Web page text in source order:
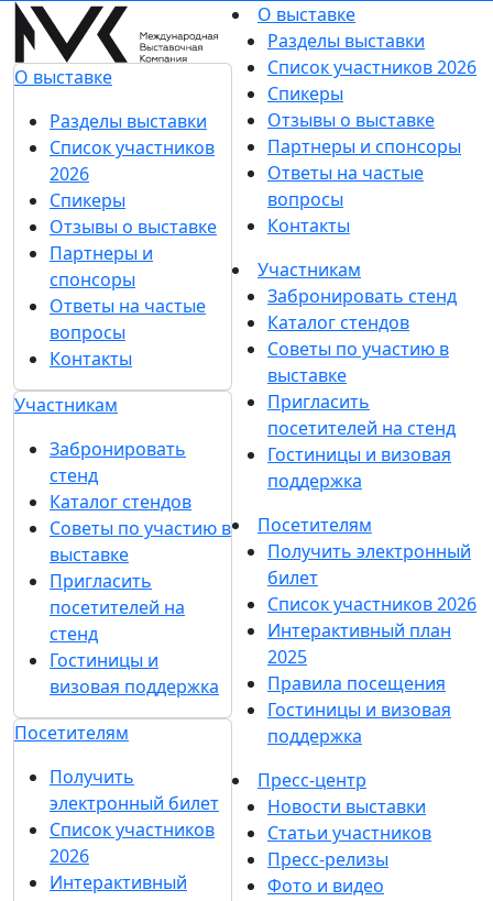
О выставке
Разделы выставки
Список участников
2026
Спикеры
Отзывы о выставке
Партнеры и
спонсоры
Ответы на частые
вопросы
Контакты
Участникам
Забронировать
стенд
Каталог стендов
Советы по участию в
выставке
Пригласить
посетителей на
стенд
Гостиницы и
визовая поддержка
Посетителям
Получить
электронный билет
Список участников
2026
Интерактивный
О выставке
Разделы выставки
Список участников 2026
Спикеры
Отзывы о выставке
Партнеры и спонсоры
Ответы на частые
вопросы
Контакты
Участникам
Забронировать стенд
Каталог стендов
Советы по участию в
выставке
Пригласить
посетителей на стенд
Гостиницы и визовая
поддержка
Посетителям
Получить электронный
билет
Список участников 2026
Интерактивный план
2025
Правила посещения
Гостиницы и визовая
поддержка
Пресс-центр
Новости выставки
Статьи участников
Пресс-релизы
Фото и видео